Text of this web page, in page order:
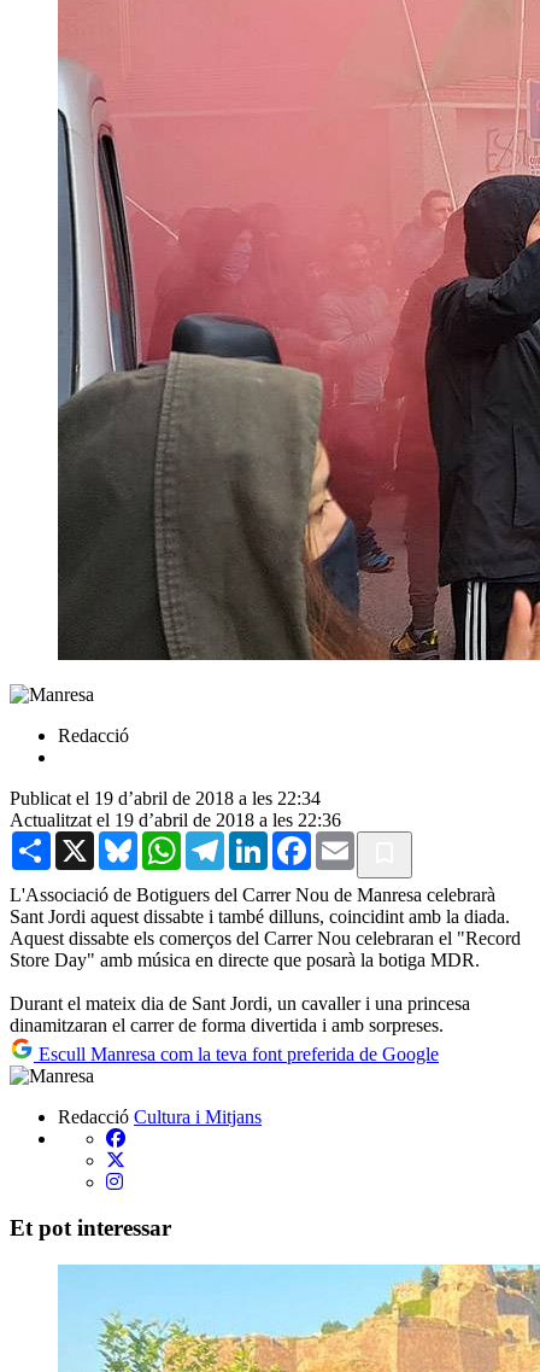
Redacció
Publicat el 19 d’abril de 2018 a les 22:34
Actualitzat el 19 d’abril de 2018 a les 22:36
Share X BlueskyWhatsAppTelegramLinkedInFacebook
Email
L'Associació de Botiguers del Carrer Nou de Manresa celebrarà
Sant Jordi aquest dissabte i també dilluns, coincidint amb la diada.
Aquest dissabte els comerços del Carrer Nou celebraran el "Record
Store Day" amb música en directe que posarà la botiga MDR.
Durant el mateix dia de Sant Jordi, un cavaller i una princesa
dinamitzaran el carrer de forma divertida i amb sorpreses.
Escull Manresa com la teva font preferida de Google
Redacció Cultura i Mitjans
Et pot interessar